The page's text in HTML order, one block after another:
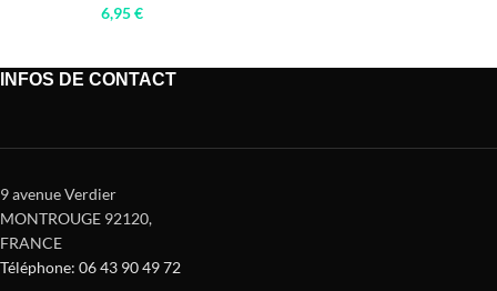
6,95€
INFOS DE CONTACT
9 avenue Verdier
MONTROUGE 92120,
FRANCE
Téléphone: 06 43 90 49 72